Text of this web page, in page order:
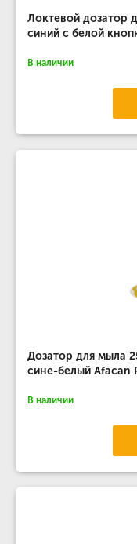
Локтевой дозатор
синий с белой
В наличии
Дозатор для мыла
сине-белый Afacan
В наличии